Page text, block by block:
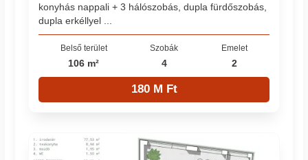
konyhás nappali + 3 hálószobás, dupla fürdőszobás,
dupla erkéllyel ...
Belső terület
106 m²
Szobák
4
Emelet
2
180 M Ft